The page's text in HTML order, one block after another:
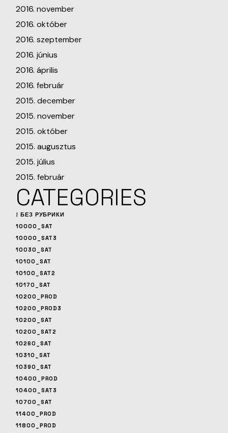
2016. november
2016. október
2016. szeptember
2016. június
2016. április
2016. február
2015. december
2015. november
2015. október
2015. augusztus
2015. július
2015. február
CATEGORIES
! БЕЗ РУБРИКИ
10000_SAT
10000_SAT3
10030_SAT
10100_SAT
10100_SAT2
10170_SAT
10200_PROD
10200_PROD3
10200_SAT
10200_SAT2
10260_SAT
10310_SAT
10390_SAT
10400_PROD
10400_SAT3
10700_SAT
11400_PROD
11800_PROD